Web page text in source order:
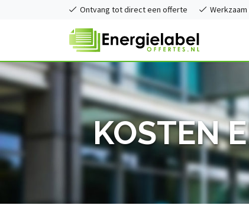
Ontvang tot direct een offerte
KOSTEN